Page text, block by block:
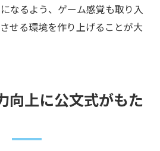
なるよう、ゲーム感覚も取り入
せる環境を作り上げることが大
向上に公文式がもた